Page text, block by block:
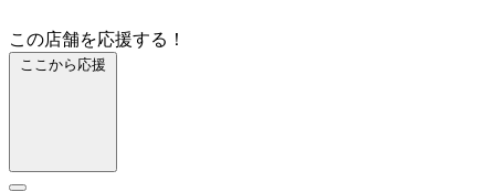
この店舗を応援する！
ここから応援